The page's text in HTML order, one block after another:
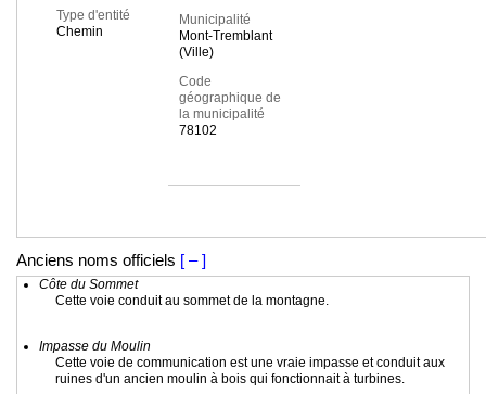
Type d'entité
Chemin
Municipalité
Mont-Tremblant
(Ville)
Code
géographique de
la municipalité
78102
Anciens noms officiels [ – ]
Côte du Sommet
Cette voie conduit au sommet de la montagne.
Impasse du Moulin
Cette voie de communication est une vraie impasse et conduit aux
ruines d'un ancien moulin à bois qui fonctionnait à turbines.